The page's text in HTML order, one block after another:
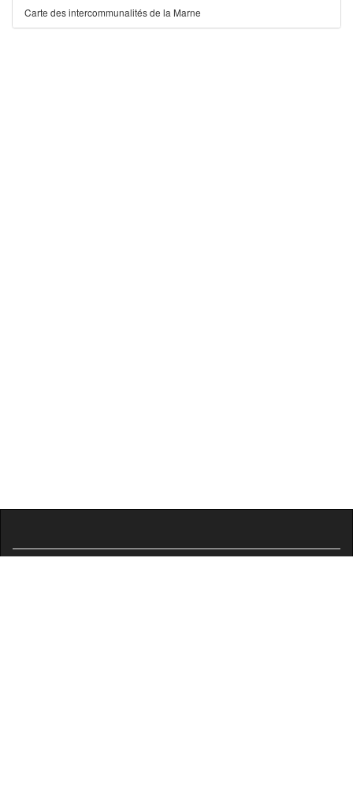
Carte des intercommunalités de la Marne